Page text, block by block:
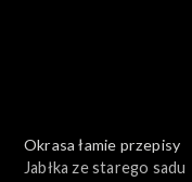
Okrasa łamie przepisy
Jabłka ze starego sadu